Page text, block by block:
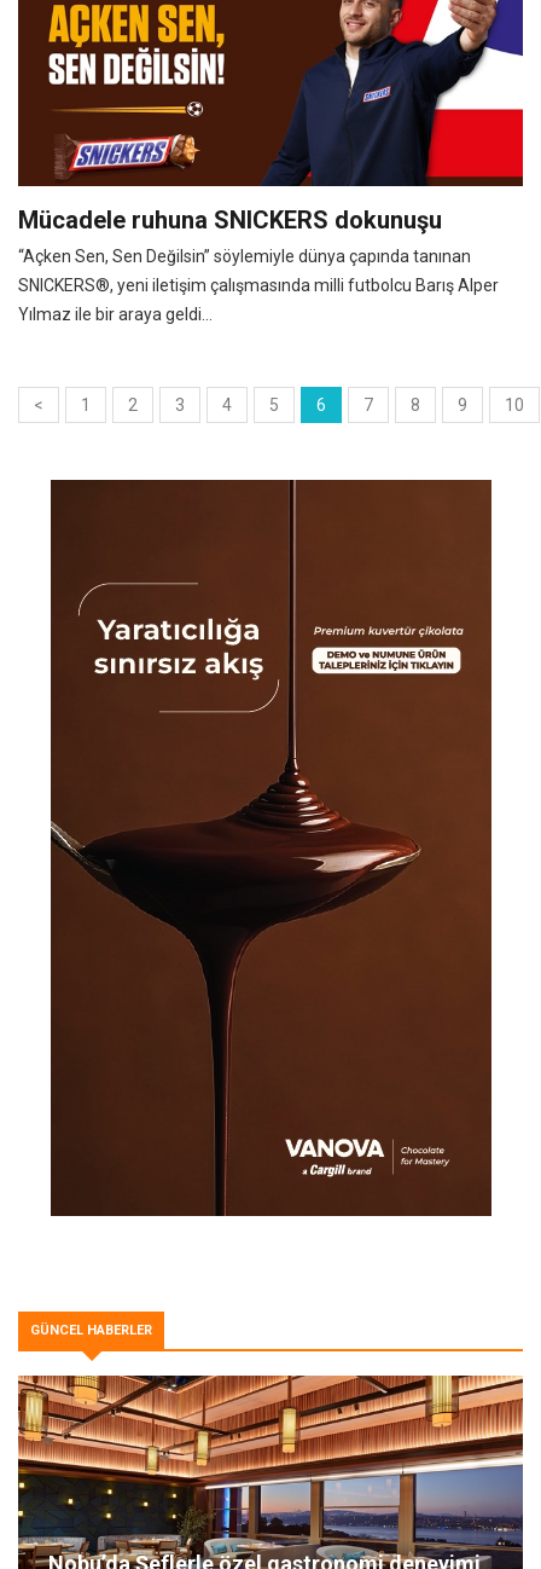
Mücadele ruhuna SNICKERS dokunuşu
“Açken Sen, Sen Değilsin” söylemiyle dünya çapında tanınan
SNICKERS®, yeni iletişim çalışmasında milli futbolcu Barış Alper
Yılmaz ile bir araya geldi...
< 1 2 3 4 5 6 7 8 9 10
GÜNCEL HABERLER
Nobu’da Şeflerle özel gastronomi deneyimi